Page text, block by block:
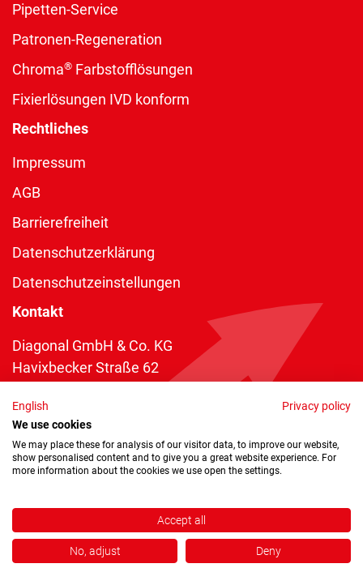
Pipetten-Service
Patronen-Regeneration
Chroma® Farbstofflösungen
Fixierlösungen IVD konform
Rechtliches
Impressum
AGB
Barrierefreiheit
Datenschutzerklärung
Datenschutzeinstellungen
Kontakt
Diagonal GmbH & Co. KG
Havixbecker Straße 62
Telefon:+49 2534 970 216
Telefax: +49 2534 970 116
info@diagonal.de
Copyright © 2026 by Diagonal GmbH & Co. KG
English
Privacy policy
We use cookies
We may place these for analysis of our visitor data, to improve our website,
show personalised content and to give you a great website experience. For
more information about the cookies we use open the settings.
Accept all
No, adjust Deny